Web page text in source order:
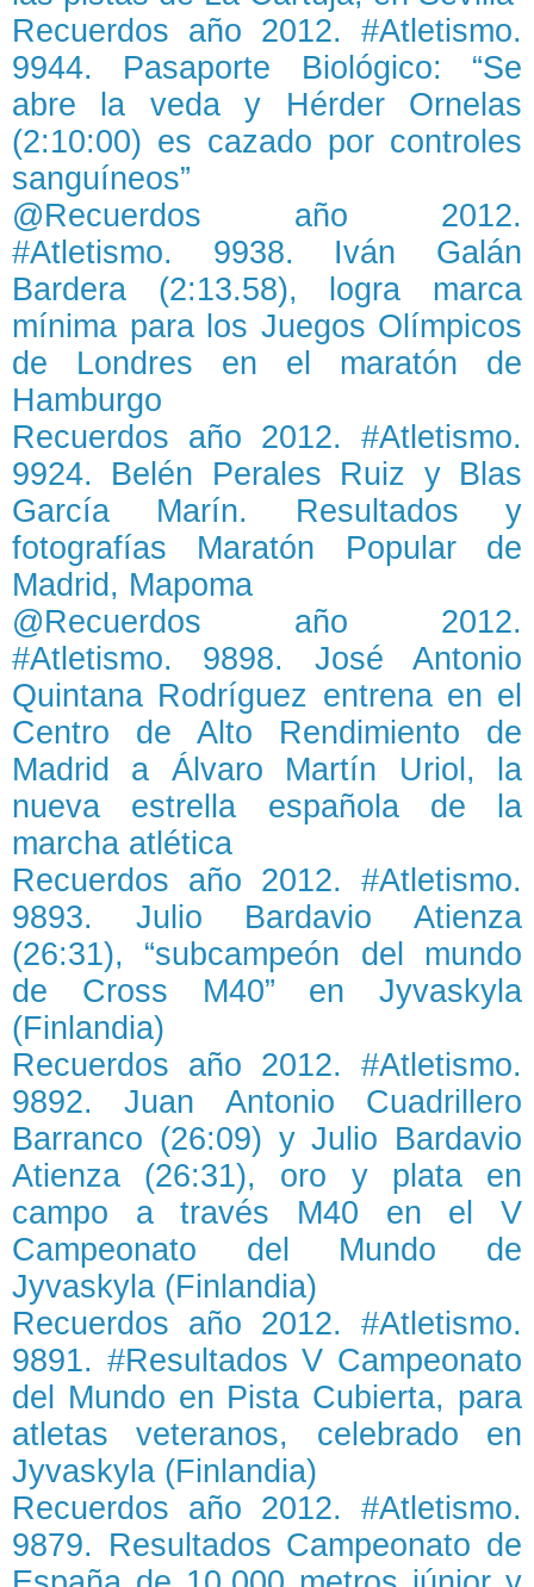
Recuerdos año 2012. #Atletismo.
9944. Pasaporte Biológico: “Se
abre la veda y Hérder Ornelas
(2:10:00) es cazado por controles
sanguíneos”
@Recuerdos año 2012.
#Atletismo. 9938. Iván Galán
Bardera (2:13.58), logra marca
mínima para los Juegos Olímpicos
de Londres en el maratón de
Hamburgo
Recuerdos año 2012. #Atletismo.
9924. Belén Perales Ruiz y Blas
García Marín. Resultados y
fotografías Maratón Popular de
Madrid, Mapoma
@Recuerdos año 2012.
#Atletismo. 9898. José Antonio
Quintana Rodríguez entrena en el
Centro de Alto Rendimiento de
Madrid a Álvaro Martín Uriol, la
nueva estrella española de la
marcha atlética
Recuerdos año 2012. #Atletismo.
9893. Julio Bardavio Atienza
(26:31), “subcampeón del mundo
de Cross M40” en Jyvaskyla
(Finlandia)
Recuerdos año 2012. #Atletismo.
9892. Juan Antonio Cuadrillero
Barranco (26:09) y Julio Bardavio
Atienza (26:31), oro y plata en
campo a través M40 en el V
Campeonato del Mundo de
Jyvaskyla (Finlandia)
Recuerdos año 2012. #Atletismo.
9891. #Resultados V Campeonato
del Mundo en Pista Cubierta, para
atletas veteranos, celebrado en
Jyvaskyla (Finlandia)
Recuerdos año 2012. #Atletismo.
9879. Resultados Campeonato de